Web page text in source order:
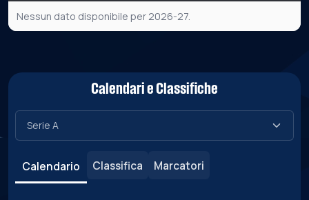
Nessun dato disponibile per 2026-27.
Calendari e Classifiche
Calendario Classifica Marcatori